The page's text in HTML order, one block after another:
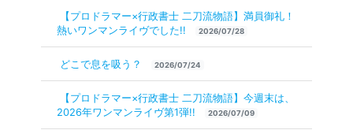
【プロドラマー×行政書士 二刀流物語】満員御礼！
熱いワンマンライヴでした!!
2026/07/28
どこで息を吸う？ 2026/07/24
【プロドラマー×行政書士 二刀流物語】今週末は、
2026年ワンマンライヴ第1弾!!
2026/07/09